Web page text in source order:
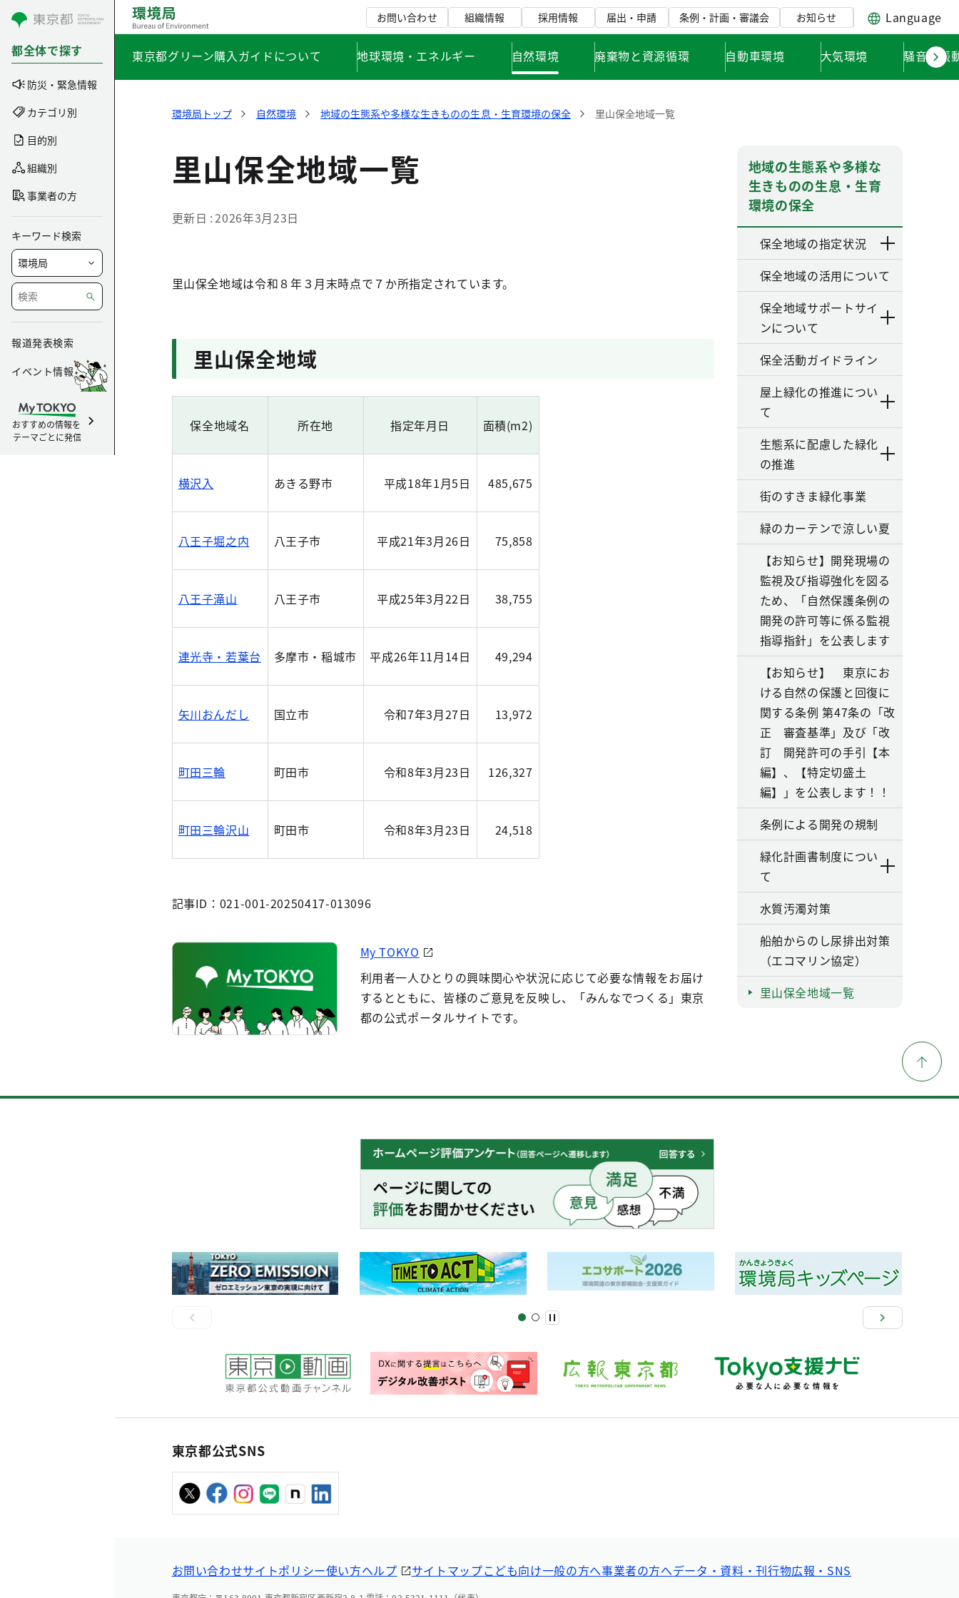
コンテンツにスキップ
都全体で探す
防災・緊急情報
カテゴリ別
目的別
組織別
事業者の方
キーワード検索
報道発表検索
イベント情報
おすすめの情報を
テーマごとに発信
お問い合わせ 組織情報 採用情報 届出・申請 条例・計画・審議会 お知らせ Language
東京都グリーン購入ガイドについて 地球環境・エネルギー 自然環境 廃棄物と資源循環 自動車環境 大気環境 騒音・振
環境局トップ 自然環境 地域の生態系や多様な生きものの生息・生育環境の保全 里山保全地域一覧
里山保全地域一覧
更新日 2026年3月23日
里山保全地域は令和８年３月末時点で７か所指定されています。
里山保全地域
保全地域名 所在地 指定年月日 面積(m2)
横沢入 あきる野市 平成18年1月5日 485,675
八王子堀之内 八王子市 平成21年3月26日 75,858
八王子滝山 八王子市 平成25年3月22日 38,755
連光寺・若葉台 多摩市・稲城市 平成26年11月14日 49,294
矢川おんだし 国立市 令和7年3月27日 13,972
町田三輪 町田市 令和8年3月23日 126,327
町田三輪沢山 町田市 令和8年3月23日 24,518
記事ID：021-001-20250417-013096
My TOKYO
利用者一人ひとりの興味関心や状況に応じて必要な情報をお届け
するとともに、皆様のご意見を反映し、「みんなでつくる」東京
都の公式ポータルサイトです。
地域の生態系や多様な
生きものの生息・生育
環境の保全
保全地域の指定状況
保全地域の活用について
保全地域サポートサイ
ンについて
保全活動ガイドライン
屋上緑化の推進につい
て
生態系に配慮した緑化
の推進
街のすきま緑化事業
緑のカーテンで涼しい夏
【お知らせ】開発現場の
監視及び指導強化を図る
ため、「自然保護条例の
開発の許可等に係る監視
指導指針」を公表します
【お知らせ】 東京にお
ける自然の保護と回復に
関する条例 第47条の「改
正 審査基準」及び「改
訂 開発許可の手引【本
編】、【特定切盛土
編】」を公表します！！
条例による開発の規制
緑化計画書制度につい
て
水質汚濁対策
船舶からのし尿排出対策
（エコマリン協定）
里山保全地域一覧
東京都公式SNS
お問い合わせサイトポリシー使い方ヘルプ サイトマップこども向け一般の方へ事業者の方へデータ・資料・刊行物広報・SNS